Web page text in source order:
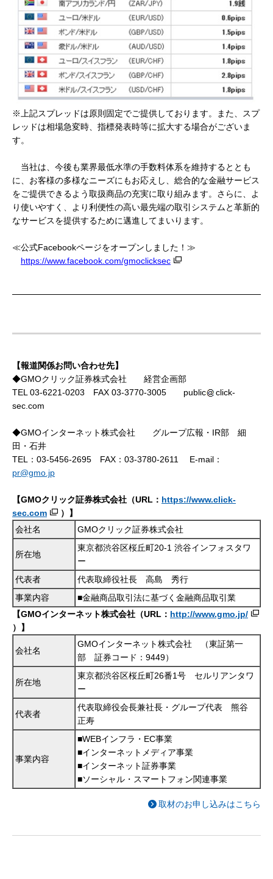
※上記スプレッドは原則固定でご提供しております。また、スプ
レッドは相場急変時、指標発表時等に拡大する場合がございま
す。
当社は、今後も業界最低水準の手数料体系を維持するととも
に、お客様の多様なニーズにもお応えし、総合的な金融サービス
をご提供できるよう取扱商品の充実に取り組みます。さらに、よ
り使いやすく、より利便性の高い最先端の取引システムと革新的
なサービスを提供するために邁進してまいります。
≪公式Facebookページをオープンしました！≫
https://www.facebook.com/gmoclicksec
【報道関係お問い合わせ先】
◆GMOクリック証券株式会社 経営企画部
TEL 03-6221-0203 FAX 03-3770-3005 public
click-
sec.com
◆GMOインターネット株式会社 グループ広報・IR部 細
田・石井
TEL：03-5456-2695 FAX：03-3780-2611 E-mail：
pr@gmo.jp
【GMOクリック証券株式会社（URL： https://www.click-
sec.com
）】
会社名
GMOクリック証券株式会社
所在地
東京都渋谷区桜丘町20-1 渋谷インフォスタワ
ー
代表者
代表取締役社長 高島 秀行
事業内容
■金融商品取引法に基づく金融商品取引業
【GMOインターネット株式会社（URL： http://www.gmo.jp/
）】
会社名
GMOインターネット株式会社 （東証第一
部 証券コード：9449）
所在地
東京都渋谷区桜丘町26番1号 セルリアンタワ
ー
代表者
代表取締役会長兼社長・グループ代表 熊谷
正寿
事業内容
■WEBインフラ・EC事業
■インターネットメディア事業
■インターネット証券事業
■ソーシャル・スマートフォン関連事業
取材のお申し込みはこちら